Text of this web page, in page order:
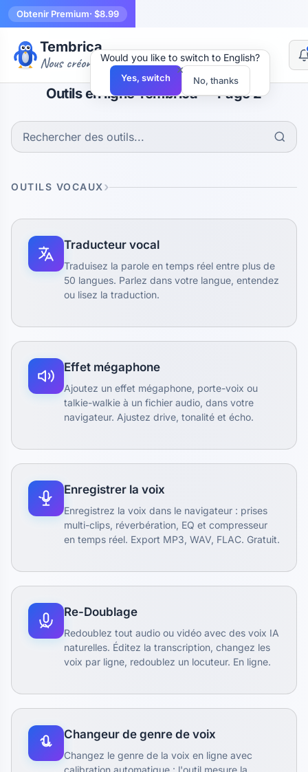
Obtenir Premium· $8.99
Tembrica
Nous créons des outils
Outils en ligne Tembrica — Page 2
OUTILS VOCAUX
Traducteur vocal
Traduisez la parole en temps réel entre plus de
50 langues. Parlez dans votre langue, entendez
ou lisez la traduction.
Effet mégaphone
Ajoutez un effet mégaphone, porte-voix ou
talkie-walkie à un fichier audio, dans votre
navigateur. Ajustez drive, tonalité et écho.
Enregistrer la voix
Enregistrez la voix dans le navigateur : prises
multi-clips, réverbération, EQ et compresseur
en temps réel. Export MP3, WAV, FLAC. Gratuit.
Re-Doublage
Redoublez tout audio ou vidéo avec des voix IA
naturelles. Éditez la transcription, changez les
voix par ligne, redoublez un locuteur. En ligne.
Changeur de genre de voix
Changez le genre de la voix en ligne avec
calibration automatique : l'outil mesure la
×
Would you like to switch to English?
Yes, switch No, thanks